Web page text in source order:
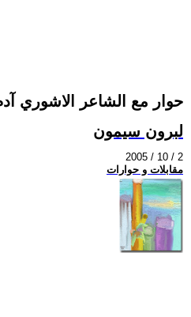
حوار مع الشاعر الاشوري
لبرون سيمون
2005 / 10 / 2
مقابلات و حوارات